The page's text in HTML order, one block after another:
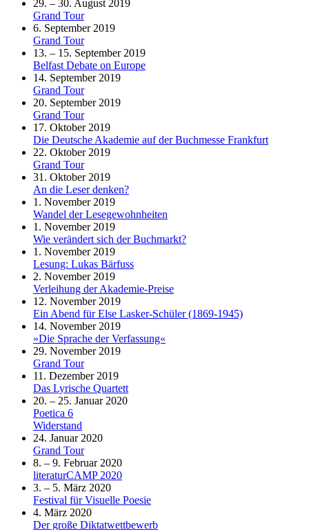
29. – 30. August 2019
Grand Tour
6. September 2019
Grand Tour
13. – 15. September 2019
Belfast Debate on Europe
14. September 2019
Grand Tour
20. September 2019
Grand Tour
17. Oktober 2019
Die Deutsche Akademie auf der Buchmesse Frankfurt
22. Oktober 2019
Grand Tour
31. Oktober 2019
An die Leser denken?
1. November 2019
Wandel der Lesegewohnheiten
1. November 2019
Wie verändert sich der Buchmarkt?
1. November 2019
Lesung: Lukas Bärfuss
2. November 2019
Verleihung der Akademie-Preise
12. November 2019
Ein Abend für Else Lasker-Schüler (1869-1945)
14. November 2019
»Die Sprache der Verfassung«
29. November 2019
Grand Tour
11. Dezember 2019
Das Lyrische Quartett
20. – 25. Januar 2020
Poetica 6
Widerstand
24. Januar 2020
Grand Tour
8. – 9. Februar 2020
literaturCAMP 2020
3. – 5. März 2020
Festival für Visuelle Poesie
4. März 2020
Der große Diktatwettbewerb